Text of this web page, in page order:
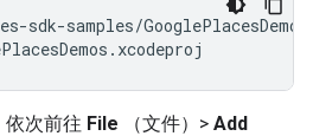
依次前往 File （文件）> Add